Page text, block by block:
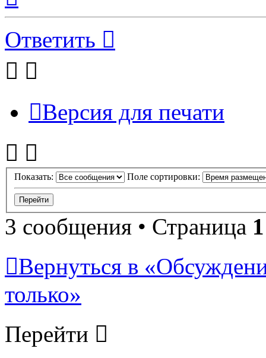
началу
Ответить
Версия для печати
Показать: Поле сортировки:
3 сообщения • Страница 1
Вернуться в
только»
Перейти